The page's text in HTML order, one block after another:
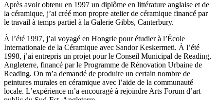
Après avoir obtenu en 1997 un diplôme en littérature anglaise et de
la céramique, j’ai créé mon propre atelier de céramique financé par
le travail à temps partiel à la Galerie Gibbs, Canterbury.
À l’été 1997, j’ai voyagé en Hongrie pour étudier à l’École
Internationale de la Céramique avec Sandor Keskermeti. À l’été
1998, j’ai entrepris un projet pour le Conseil Municipal de Reading,
Angleterre, financé par le Programme de Rénovation Urbaine de
Reading. On m’a demandé de produire un certain nombre de
peintures murales en céramique avec l’aide de la communauté
locale. L’expérience m’a encouragé à rejoindre Arts Forum d’art